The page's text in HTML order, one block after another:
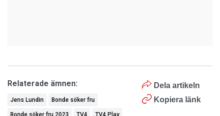
Dela artikeln
Kopiera länk
Relaterade ämnen:
Jens Lundin Bonde söker fru